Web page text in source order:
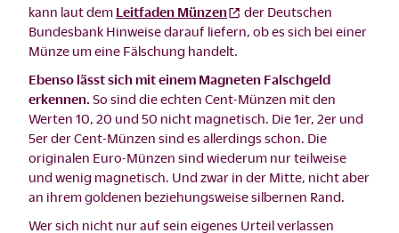
kann laut dem Leitfaden Münzen
der Deutschen
Bundesbank Hinweise darauf liefern, ob es sich bei einer
Münze um eine Fälschung handelt.
Ebenso lässt sich mit einem Magneten Falschgeld
erkennen. So sind die echten Cent-Münzen mit den
Werten 10, 20 und 50 nicht magnetisch. Die 1er, 2er und
5er der Cent-Münzen sind es allerdings schon. Die
originalen Euro-Münzen sind wiederum nur teilweise
und wenig magnetisch. Und zwar in der Mitte, nicht aber
an ihrem goldenen beziehungsweise silbernen Rand.
Wer sich nicht nur auf sein eigenes Urteil verlassen